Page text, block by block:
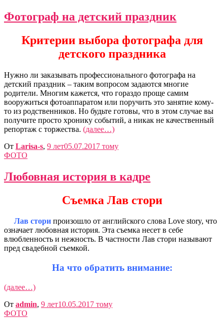
Фотограф на детский праздник
Критерии выбора фотографа для
детского праздника
Нужно ли заказывать профессионального фотографа на
детский праздник – таким вопросом задаются многие
родители. Многим кажется, что гораздо проще самим
вооружиться фотоаппаратом или поручить это занятие кому-
то из родственников. Но будьте готовы, что в этом случае вы
получите просто хронику событий, а никак не качественный
репортаж с торжества. (далее…)
От Larisa-s, 9 лет05.07.2017 тому
ФОТО
Любовная история в кадре
Съемка Лав стори
Лав стори произошло от английского слова Love story, что
означает любовная история. Эта съемка несет в себе
влюбленность и нежность. В частности Лав стори называют
пред свадебной съемкой.
На что обратить внимание:
(далее…)
От admin, 9 лет10.05.2017 тому
ФОТО